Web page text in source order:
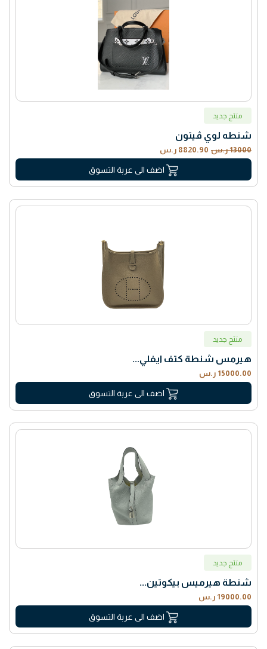
منتج جديد
شنطه لوي ڤيتون
13000 ر.س 8820.90 ر.س
اضف الى عربة التسوق
منتج جديد
هيرمس شنطة كتف ايفلي...
15000.00 ر.س
اضف الى عربة التسوق
منتج جديد
شنطة هيرميس بيكوتين...
19000.00 ر.س
اضف الى عربة التسوق